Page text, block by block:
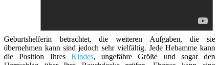
Geburtshelferin betrachtet, die weiteren Aufgaben, die sie
übernehmen kann sind jedoch sehr vielfältig. Jede Hebamme kann
die Position Ihres Kindes, ungefähre Größe und sogar den